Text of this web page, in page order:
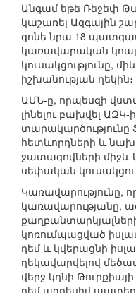
Անգամ եթե Ռեջեփ
կաշառել Ազգային
գոնե նրա 18
կառավարական
կուսակցությունը,
իշխանության ղեկին։
ԱՄՆ-ը, որպեսզի
լինելու բախվել
տարակարծությունը
հետևորդների և
ջատագովների միջև
սեփական
Կառավարությունը,
կառավարությանը,
կոռումպացված
դեմ և կվերացնի
ղեկավարվելով
վերջ կդնի